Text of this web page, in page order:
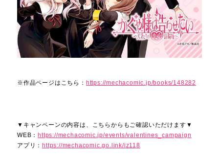
※作品ページはこちら： https://mechacomic.jp/books/148282
▼キャンペーンの内容は、こちらからもご確認いただけます▼
WEB：https://mechacomic.jp/events/valentines_campaign
アプリ：https://mechacomic.go.link/iz118